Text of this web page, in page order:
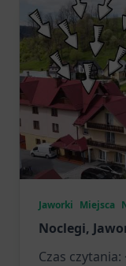
Jaworki Miejsca
Noclegi,
Czas czytania: